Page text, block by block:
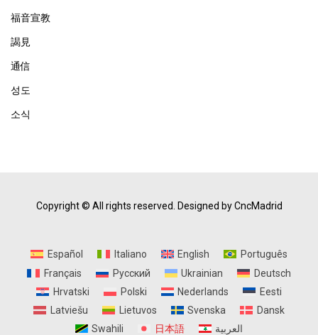
福音宣教
謁見
通信
성도
소식
Copyright © All rights reserved. Designed by CncMadrid
Español Italiano English
Português
Français
Русский Ukrainian
Deutsch
Hrvatski
Polski Nederlands
Eesti
Latviešu
Lietuvos Svenska
Dansk
Swahili
日本語 العربية